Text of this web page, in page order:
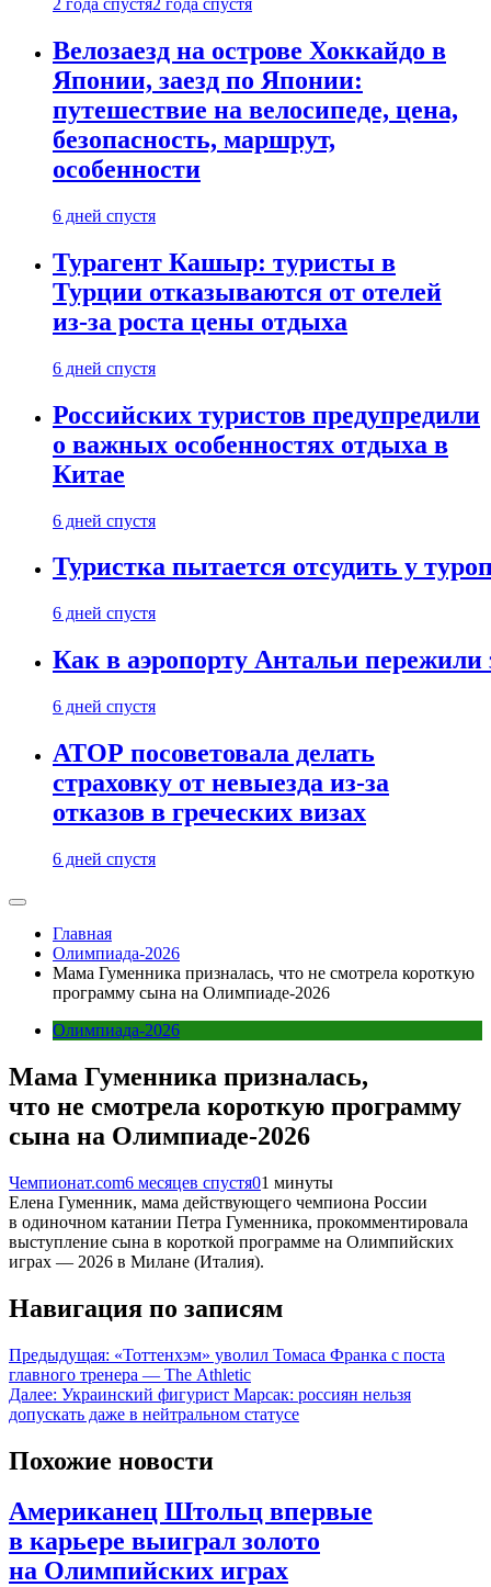
2 года спустя2 года спустя
Велозаезд на острове Хоккайдо в
Японии, заезд по Японии:
путешествие на велосипеде, цена,
безопасность, маршрут,
особенности
6 дней спустя
Турагент Кашыр: туристы в
Турции отказываются от отелей
из-за роста цены отдыха
6 дней спустя
Российских туристов предупредили
о важных особенностях отдыха в
Китае
6 дней спустя
Туристка пытается отсудить у
6 дней спустя
Как в аэропорту Антальи
6 дней спустя
АТОР посоветовала делать
страховку от невыезда из-за
отказов в греческих визах
6 дней спустя
Главная
Олимпиада-2026
Мама Гуменника призналась, что не смотрела короткую
программу сына на Олимпиаде-2026
Олимпиада-2026
Мама Гуменника призналась,
что не смотрела короткую программу
сына на Олимпиаде-2026
Чемпионат.com6 месяцев спустя01 минуты
Елена Гуменник, мама действующего чемпиона России
в одиночном катании Петра Гуменника, прокомментировала
выступление сына в короткой программе на Олимпийских
играх — 2026 в Милане (Италия).
Навигация по записям
Предыдущая: «Тоттенхэм» уволил Томаса Франка с поста
главного тренера — The Athletic
Далее: Украинский фигурист Марсак: россиян нельзя
допускать даже в нейтральном статусе
Похожие новости
Американец Штольц впервые
в карьере выиграл золото
на Олимпийских играх